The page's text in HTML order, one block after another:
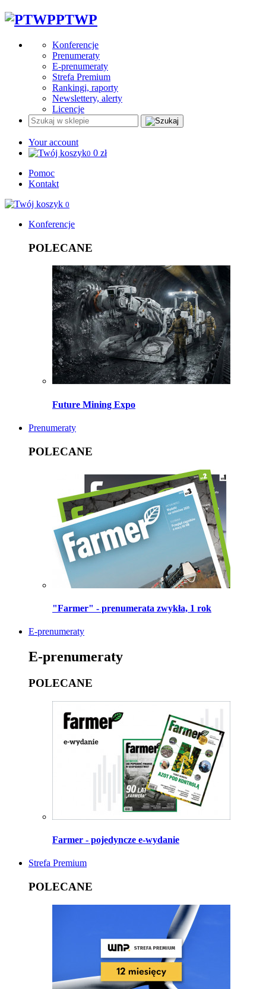
PTWP
Konferencje
Prenumeraty
E-prenumeraty
Strefa Premium
Rankingi, raporty
Newslettery, alerty
Licencje
Your account
0 0 zł
Pomoc
Kontakt
0
Konferencje
POLECANE
Future Mining Expo
Prenumeraty
POLECANE
"Farmer" - prenumerata zwykła, 1 rok
E-prenumeraty
E-prenumeraty
POLECANE
Farmer - pojedyncze e-wydanie
Strefa Premium
POLECANE